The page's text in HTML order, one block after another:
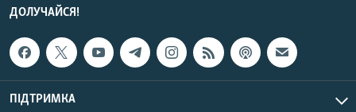
ДОЛУЧАЙСЯ!
ПІДТРИМКА